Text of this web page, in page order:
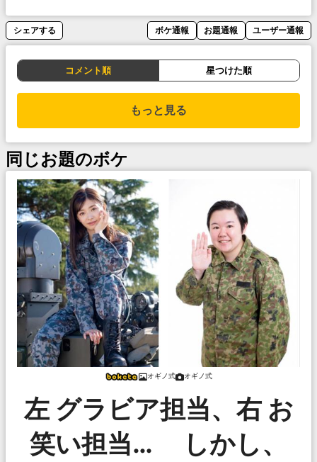
シェアする ボケ通報 お題通報 ユーザー通報
コメント順 星つけた順
もっと見る
同じお題のボケ
オギノ式 オギノ式
左 グラビア担当、右 お
笑い担当… しかし、